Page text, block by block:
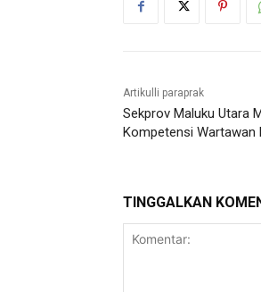
Artikulli paraprak
Sekprov Maluku Utara
Kompetensi Wartawan
TINGGALKAN